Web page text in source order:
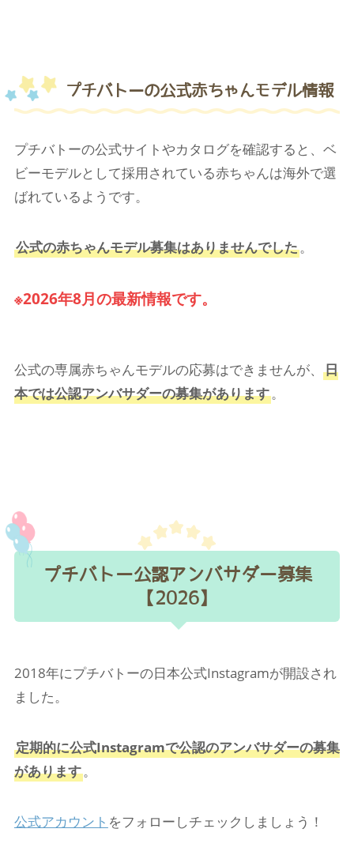
プチバトーの公式赤ちゃんモデル情報
プチバトーの公式サイトやカタログを確認すると、ベ
ビーモデルとして採用されている赤ちゃんは海外で選
ばれているようです。
公式の赤ちゃんモデル募集はありませんでした。
※2026年8月の最新情報です。
公式の専属赤ちゃんモデルの応募はできませんが、 日
本では公認アンバサダーの募集があります。
プチバトー公認アンバサダー募集
【2026】
2018年にプチバトーの日本公式Instagramが開設され
ました。
定期的に公式Instagramで公認のアンバサダーの募集
があります。
公式アカウント をフォローしチェックしましょう！